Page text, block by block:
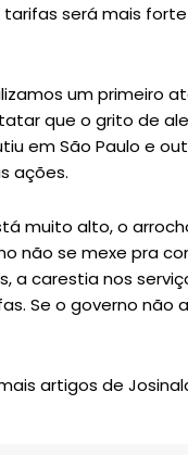
tarifas será mais
um primeiro
que o grito de
em São Paulo e
ações.
muito alto, o
não se mexe pra
a carestia nos
Se o governo não
artigos de